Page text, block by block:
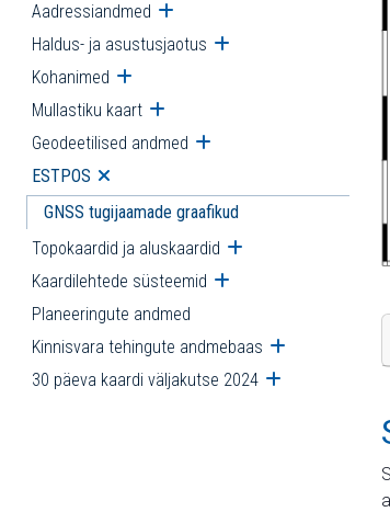
Aadressiandmed Ava alammenüü
Haldus- ja asustusjaotus Ava alammenüü
Kohanimed Ava alammenüü
Mullastiku kaart Ava alammenüü
Geodeetilised andmed Ava alammenüü
ESTPOS Ava alammenüü
GNSS tugijaamade graafikud
Topokaardid ja aluskaardid Ava alammenüü
Kaardilehtede süsteemid Ava alammenüü
Planeeringute andmed
Kinnisvara tehingute andmebaas Ava
30 päeva kaardi väljakutse 2024 Ava